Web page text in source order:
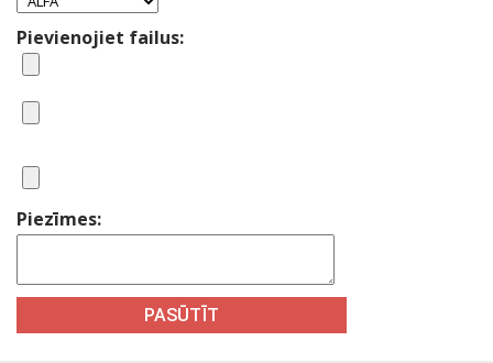
Pievienojiet failus:
Piezīmes: